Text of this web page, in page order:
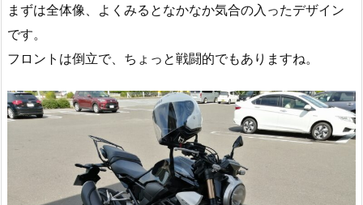
まずは全体像、よくみるとなかなか気合の入ったデザイン
です。
フロントは倒立で、ちょっと戦闘的でもありますね。